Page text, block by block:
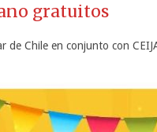
gratuitos
de Chile en conjunto con